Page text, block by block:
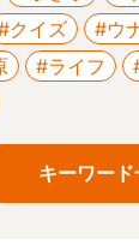
クイズ #ウ
#ライフ
キーワード